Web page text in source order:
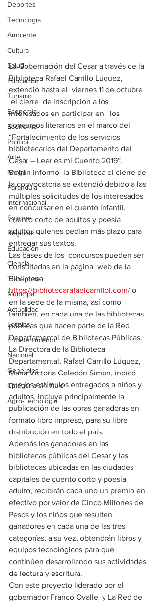
Deportes
Tecnologia
Ambiente
Cultura
Salud
Educación
Turismo
Economía
Economía
Política
Arte
Social
Farandula
Internacional
Folclore
Regional
Educación
Ciencia
Transporte
Municipal
Actualidad
Locales
Entretenimiento
Nacional
Generales
Categoría sin título
Agro-Tecnología
La Gobernación del Cesar a través de la
Biblioteca Rafael Carrillo Lúquez,
extendió hasta el  viernes 11 de octubre
el cierre  de inscripción a los
interesados en participar en   los
concursos literarios en el marco del
“Fortalecimiento de los servicios
bibliotecarios del Departamento del
Cesar – Leer es mi Cuento 2019”.
Según informó  la Biblioteca el cierre de
la convocatoria se extendió debido a las
múltiples solicitudes de los interesados
en concursar en el cuento infantil,
cuento corto de adultos y poesía
adultos quienes pedían más plazo para
entregar sus textos.
Las bases de los  concursos pueden ser
consultadas en la página  web de la
Biblioteca
https://bibliotecarafaelcarrillol.com/ o
en la sede de la misma, así como
también, en cada una de las bibliotecas
públicas que hacen parte de la Red
Departamental de Bibliotecas Públicas.
La Directora de la Biblioteca
Departamental, Rafael Carrillo Lúquez,
María Victoria Celedón Simón, indicó
que los estímulos entregados a niños y
adultos, incluye principalmente la
publicación de las obras ganadoras en
formato libro impreso, para su libre
distribución en todo el país.
Además los ganadores en las
bibliotecas públicas del Cesar y las
bibliotecas ubicadas en las ciudades
capitales de cuento corto y poesía
adulto, recibirán cada uno un premio en
efectivo por valor de Cinco Millones de
Pesos y los niños que resulten
ganadores en cada una de las tres
categorías, a su vez, obtendrán libros y
equipos tecnológicos para que
continúen desarrollando sus actividades
de lectura y escritura.
Con este proyecto liderado por el
gobernador Franco Ovalle  y La Red de